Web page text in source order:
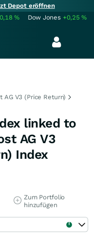
Depot eröffnen
% Dow Jones +0,25%
V3 (Price Return)
linked to
AG V3
Index
Zum Portfolio
hinzufügen